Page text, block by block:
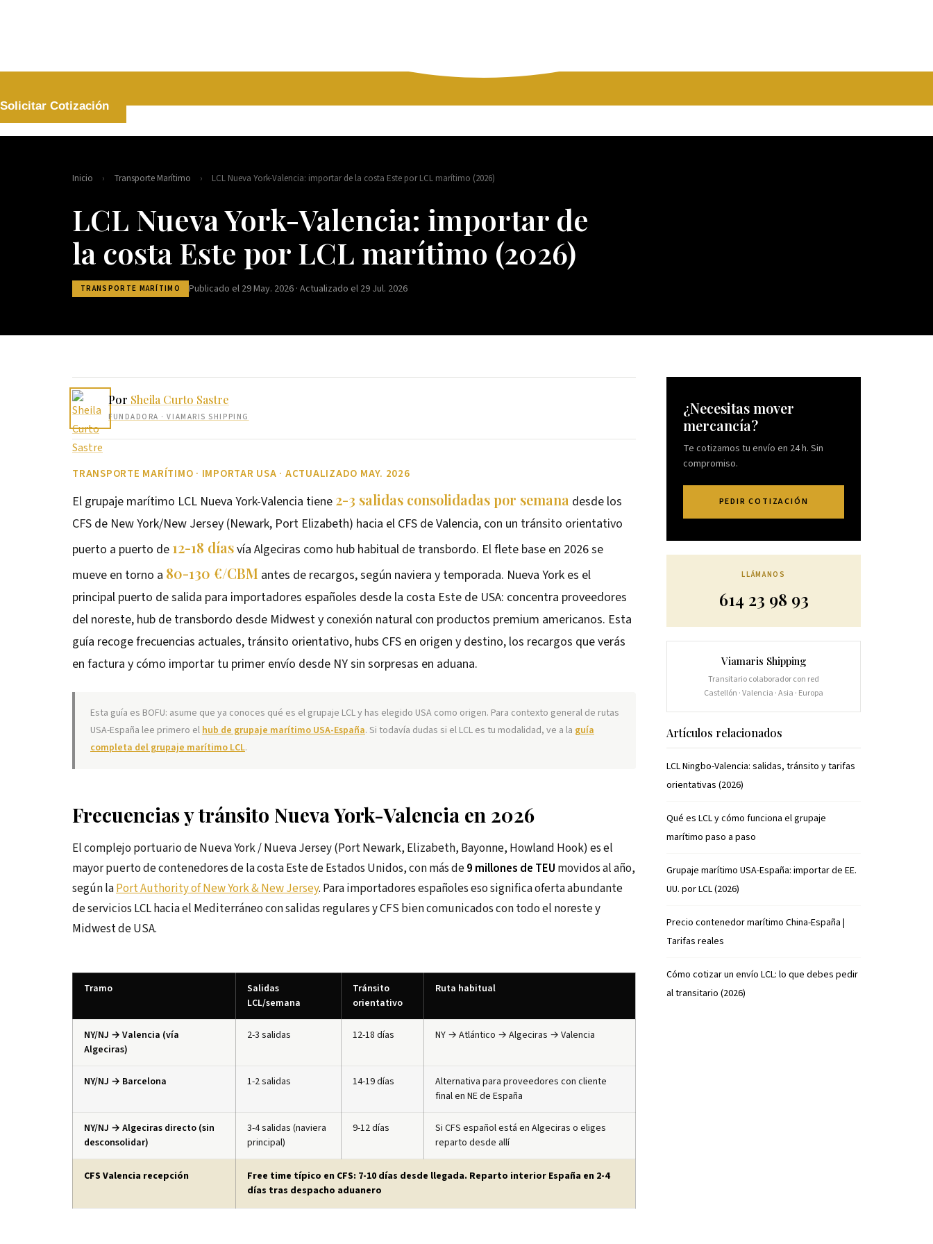
Solicitar Cotización
Inicio › Transporte Marítimo › LCL Nueva York-Valencia: importar de la costa Este por LCL marítimo (2026)
LCL Nueva York-Valencia: importar de
la costa Este por LCL marítimo (2026)
TRANSPORTE MARÍTIMO Publicado el 29 May. 2026 · Actualizado el 29 Jul. 2026
Por Sheila Curto Sastre
FUNDADORA · VIAMARIS SHIPPING
TRANSPORTE MARÍTIMO · IMPORTAR USA · ACTUALIZADO MAY. 2026
El grupaje marítimo LCL Nueva York-Valencia tiene 2-3 salidas consolidadas por semana desde los
CFS de New York/New Jersey (Newark, Port Elizabeth) hacia el CFS de Valencia, con un tránsito orientativo
puerto a puerto de 12-18 díasvía Algeciras como hub habitual de transbordo. El flete base en 2026 se
mueve en torno a 80-130 €/CBM antes de recargos, según naviera y temporada. Nueva York es el
principal puerto de salida para importadores españoles desde la costa Este de USA: concentra proveedores
del noreste, hub de transbordo desde Midwest y conexión natural con productos premium americanos. Esta
guía recoge frecuencias actuales, tránsito orientativo, hubs CFS en origen y destino, los recargos que verás
en factura y cómo importar tu primer envío desde NY sin sorpresas en aduana.
Esta guía es BOFU: asume que ya conoces qué es el grupaje LCL y has elegido USA como origen. Para contexto general de rutas
USA-España lee primero elhub de grupaje marítimo USA-España. Si todavía dudas si el LCL es tu modalidad, ve a la guía
completa del grupaje marítimo LCL.
Frecuencias y tránsito Nueva York-Valencia en 2026
El complejo portuario de Nueva York / Nueva Jersey (Port Newark, Elizabeth, Bayonne, Howland Hook) es el
mayor puerto de contenedores de la costa Este de Estados Unidos, con más de9 millones de TEU movidos al año,
según laPort Authority of New York & New Jersey. Para importadores españoles eso significa oferta abundante
de servicios LCL hacia el Mediterráneo con salidas regulares y CFS bien comunicados con todo el noreste y
Midwest de USA.
Tramo
Salidas
LCL/semana
Tránsito
orientativo
Ruta habitual
NY/NJ → Valencia (vía
Algeciras)
2-3 salidas 12-18 días NY → Atlántico → Algeciras → Valencia
NY/NJ → Barcelona 1-2 salidas 14-19 días
Alternativa para proveedores con cliente
final en NE de España
NY/NJ → Algeciras directo (sin
desconsolidar)
3-4 salidas (naviera
principal)
9-12 días
Si CFS español está en Algeciras o eliges
reparto desde allí
CFS Valencia recepción
Free time típico en CFS: 7-10 días desde llegada. Reparto interior España en 2-4
días tras despacho aduanero
¿Necesitas mover
mercancía?
Te cotizamos tu envío en 24 h. Sin
compromiso.
PEDIR COTIZACIÓN
LLÁMANOS
614 23 98 93
Viamaris Shipping
Transitario colaborador con red
Castellón · Valencia · Asia · Europa
Artículos relacionados
LCL Ningbo-Valencia: salidas, tránsito y tarifas
orientativas (2026)
Qué es LCL y cómo funciona el grupaje
marítimo paso a paso
Grupaje marítimo USA-España: importar de EE.
UU. por LCL (2026)
Precio contenedor marítimo China-España |
Tarifas reales
Cómo cotizar un envío LCL: lo que debes pedir
al transitario (2026)